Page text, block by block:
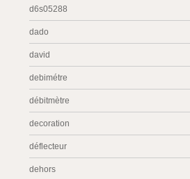
d6s05288
dado
david
debimétre
débitmètre
decoration
déflecteur
dehors